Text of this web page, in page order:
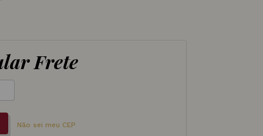
Frete
Não sei meu CEP